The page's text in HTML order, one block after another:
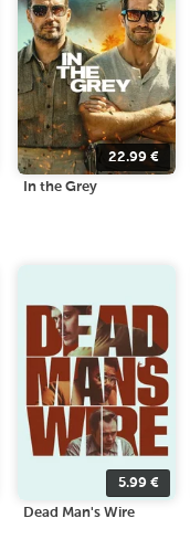
22.99€
In the Grey
5.99€
Dead Man's Wire